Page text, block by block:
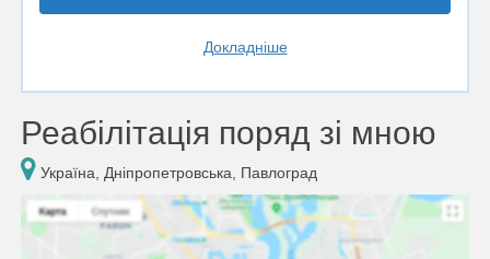
Докладніше
Реабілітація поряд зі мною
Україна, Дніпропетровська, Павлоград